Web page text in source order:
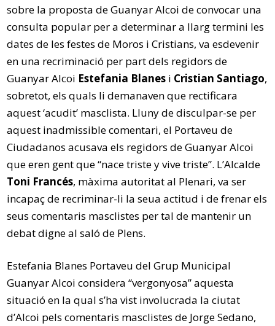
sobre la proposta de Guanyar Alcoi de convocar una
consulta popular per a determinar a llarg termini les
dates de les festes de Moros i Cristians, va esdevenir
en una recriminació per part dels regidors de
Guanyar Alcoi Estefania Blanes i Cristian Santiago,
sobretot, els quals li demanaven que rectificara
aquest ‘acudit’ masclista. Lluny de disculpar-se per
aquest inadmissible comentari, el Portaveu de
Ciudadanos acusava els regidors de Guanyar Alcoi
que eren gent que “nace triste y vive triste”. L’Alcalde
Toni Francés, màxima autoritat al Plenari, va ser
incapaç de recriminar-li la seua actitud i de frenar els
seus comentaris masclistes per tal de mantenir un
debat digne al saló de Plens.
Estefania Blanes Portaveu del Grup Municipal
Guanyar Alcoi considera “vergonyosa” aquesta
situació en la qual s’ha vist involucrada la ciutat
d’Alcoi pels comentaris masclistes de Jorge Sedano,